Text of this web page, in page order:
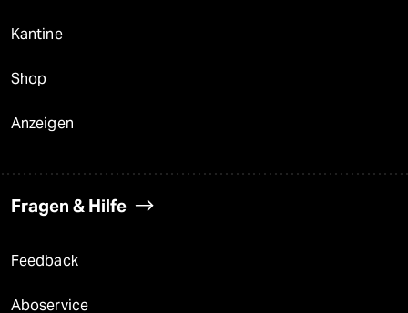
Kantine
Shop
Anzeigen
Fragen & Hilfe
Feedback
Aboservice